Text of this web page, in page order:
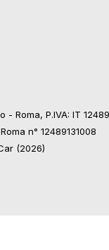
Roma, P.IVA: IT
n° 12489131008
(2026)